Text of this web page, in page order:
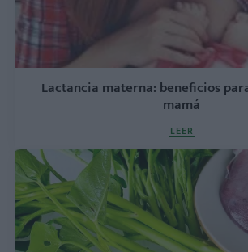
Lactancia materna: beneficios
mamá
LEER